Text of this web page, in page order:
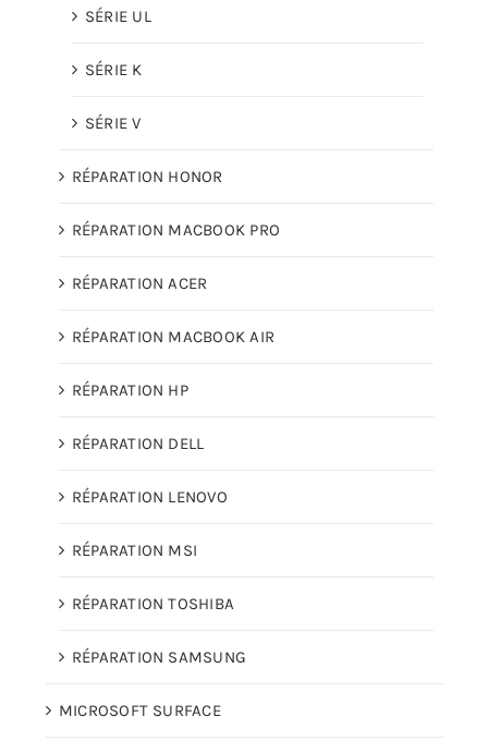
SÉRIE UL
SÉRIE K
SÉRIE V
RÉPARATION HONOR
RÉPARATION MACBOOK PRO
RÉPARATION ACER
RÉPARATION MACBOOK AIR
RÉPARATION HP
RÉPARATION DELL
RÉPARATION LENOVO
RÉPARATION MSI
RÉPARATION TOSHIBA
RÉPARATION SAMSUNG
MICROSOFT SURFACE